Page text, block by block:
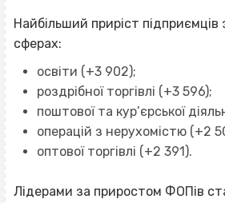
Найбільший приріст підприємців
сферах:
освіти (+3 902);
роздрібної торгівлі (+3 596);
поштової та кур’єрської
операцій з нерухомістю (+2
оптової торгівлі (+2 391).
Лідерами за приростом ФОПів